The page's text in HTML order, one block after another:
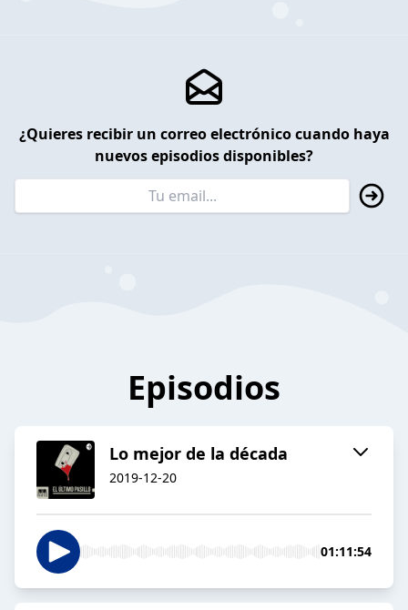
¿Quieres recibir un correo electrónico cuando haya
nuevos episodios disponibles?
Episodios
Lo mejor de la década
2019-12-20
01:11:54